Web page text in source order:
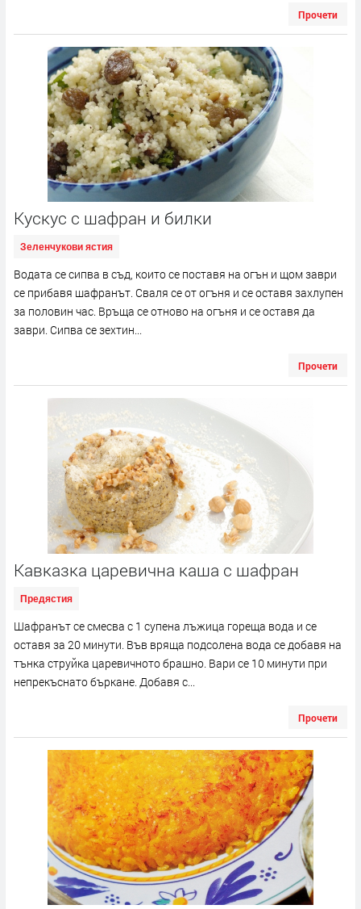
Прочети
Кускус с шафран и билки
Зеленчукови ястия
Водата се сипва в съд, които се поставя на огън и щом заври
се прибавя шафранът. Сваля се от огъня и се оставя захлупен
за половин час. Връща се отново на огъня и се оставя да
заври. Сипва се зехтин...
Прочети
Кавказка царевична каша с шафран
Предястия
Шафранът се смесва с 1 супена лъжица гореща вода и се
оставя за 20 минути. Във вряща подсолена вода се добавя на
тънка струйка царевичното брашно. Вари се 10 минути при
непрекъснато бъркане. Добавя с...
Прочети